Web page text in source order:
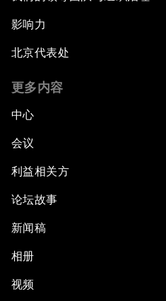
影响力
北京代表处
更多内容
中心
会议
利益相关方
论坛故事
新闻稿
相册
视频